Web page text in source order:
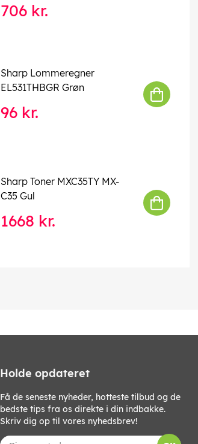
706 kr.
Sharp Lommeregner
EL531THBGR Grøn
96 kr.
Sharp Toner MXC35TY MX-
C35 Gul
1668 kr.
Holde opdateret
Få de seneste nyheder, hotteste tilbud og de
bedste tips fra os direkte i din indbakke.
Skriv dig op til vores nyhedsbrev!